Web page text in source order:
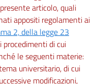
articolo, quali
appositi regolamenti ai
2, della legge 23
procedimenti di cui
le seguenti materie:
universitario, di cui
modificazioni,